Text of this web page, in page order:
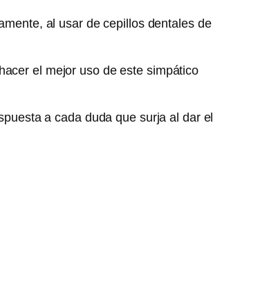
al usar de cepillos dentales de
el mejor uso de este simpático
a cada duda que surja al dar el